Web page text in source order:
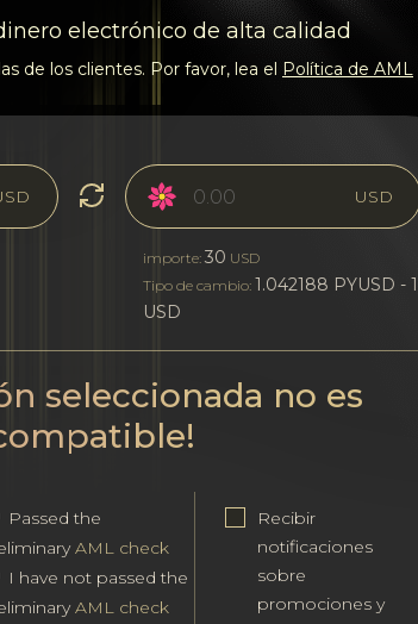
electrónico de alta calidad
de los clientes. Por favor, lea el Política de AML
USD
importe: 30 USD
Tipo de cambio: 1.042188 PYUSD - 1
USD
seleccionada no es
Passed the
AML check
I have not passed the
AML check
Recibir
notificaciones
sobre
promociones y